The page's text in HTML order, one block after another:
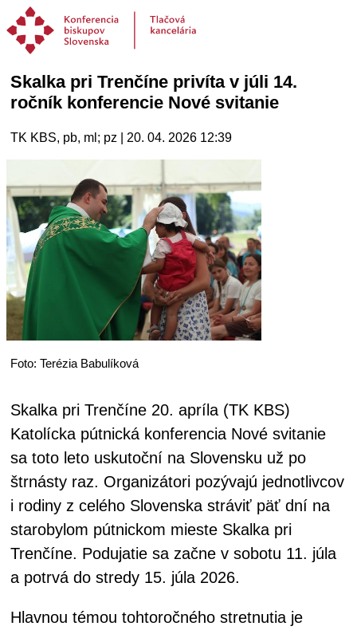
Skalka pri Trenčíne privíta v júli 14.
ročník konferencie Nové svitanie
TK KBS, pb, ml; pz | 20. 04. 2026 12:39
Foto: Terézia Babulíková
Skalka pri Trenčíne 20. apríla (TK KBS)
Katolícka pútnická konferencia Nové svitanie
sa toto leto uskutoční na Slovensku už po
štrnásty raz. Organizátori pozývajú jednotlivcov
i rodiny z celého Slovenska stráviť päť dní na
starobylom pútnickom mieste Skalka pri
Trenčíne. Podujatie sa začne v sobotu 11. júla
a potrvá do stredy 15. júla 2026.
Hlavnou témou tohtoročného stretnutia je